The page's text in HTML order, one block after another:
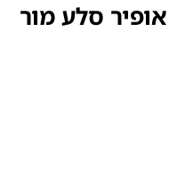
אופיר סלע מור